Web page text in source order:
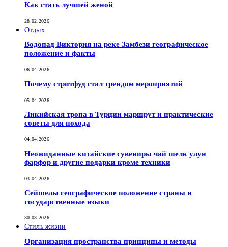
Как стать лучшей женой
28.02.2026
Отдых
Водопад Виктория на реке Замбези географическое
положение и факты
06.04.2026
Почему стритфуд стал трендом мероприятий
05.04.2026
Ликийская тропа в Турции маршрут и практические
советы для похода
04.04.2026
Неожиданные китайские сувениры чай шелк улун
фарфор и другие подарки кроме техники
03.04.2026
Сейшелы географическое положение страны и
государственные языки
30.03.2026
Стиль жизни
Организация пространства принципы и методы